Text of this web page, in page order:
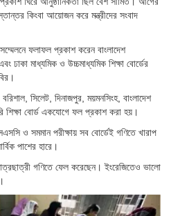
কিংবা আয়োজন করে মন্ত্রীদের সংবাদ
ফলাফল প্রকাশ করেন বাংলাদেশ
ঢাকা মাধ্যমিক ও উচ্চমাধ্যমিক শিক্ষা বোর্ডের
সিলেট, দিনাজপুর, ময়মনসিংহ, বাংলাদেশ
শিক্ষা বোর্ড একযোগে ফল প্রকাশ করা হয়।
ও সমমান পরীক্ষায় সব বোর্ডেই গণিতে খারাপ
পাশের হারে।
গণিতে ফেল করেছেন। ইংরেজিতেও ভালো